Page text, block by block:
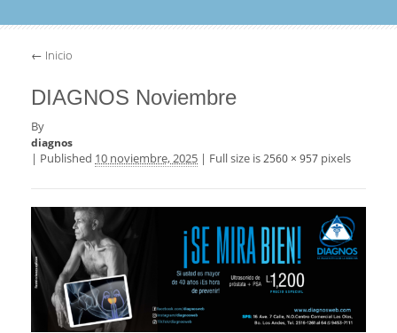
← Inicio
DIAGNOS Noviembre
By
diagnos
| Published 10 noviembre, 2025 | Full size is2560 × 957 pixels